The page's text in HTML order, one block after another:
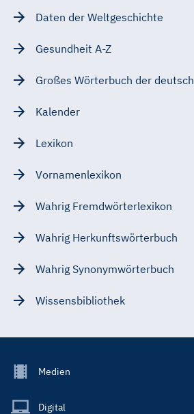
Daten der Weltgeschichte
Gesundheit A-Z
Großes Wörterbuch der
Kalender
Lexikon
Vornamenlexikon
Wahrig Fremdwörterlexikon
Wahrig Herkunftswörterbuch
Wahrig Synonymwörterbuch
Wissensbibliothek
Footer
Main
Medien
Digital